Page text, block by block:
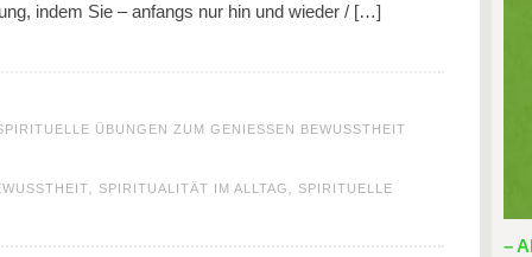
indem Sie – anfangs nur hin und wieder / […]
ÜBUNGEN ZUM GENIESSEN BEWUSSTHEIT
SPIRITUALITÄT IM ALLTAG SPIRITUELLE
–